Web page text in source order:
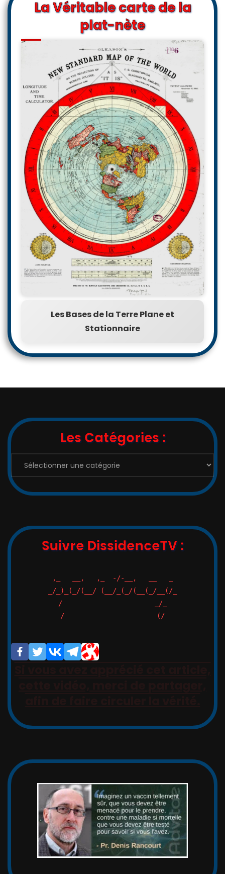
La Véritable carte de la
plat-nète
Les Bases de la Terre Plane et
Stationnaire
Les Catégories :
Suivre DissidenceTV :
,_   __,   ,_  -/-__,   __   _
_/_)_(_/(__/ (__/_(_/(__(_/__(/_
/                       _/_
/                       (/